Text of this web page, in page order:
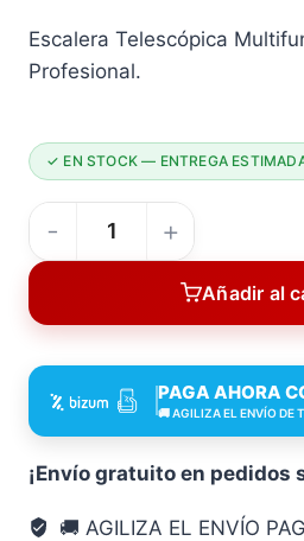
Escalera Telescópica
Profesional.
✓ EN STOCK — ENTREGA
Escalera
Telescópica
Multifunción
4+4
Profesional
cantidad
Añadir al
PAGA AHORA
🚚 AGILIZA EL ENVÍO DE
¡Envío gratuito en pedidos
🚚 AGILIZA EL ENVÍO